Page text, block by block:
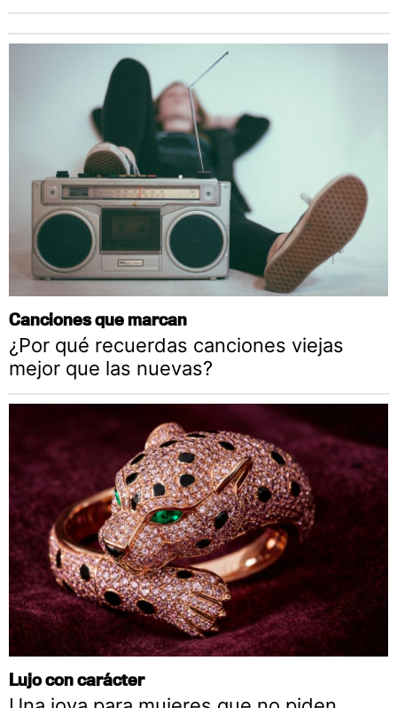
Canciones que marcan
¿Por qué recuerdas canciones viejas
mejor que las nuevas?
Lujo con carácter